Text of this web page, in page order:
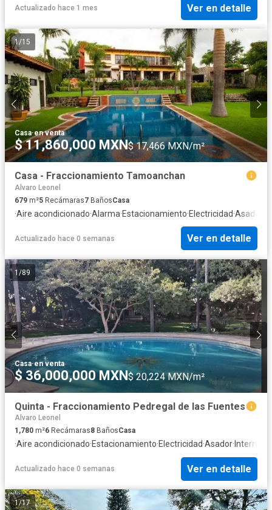
Actualizado hace 1 mes Ver en detalle
1/15
Casa·en venta
$ 11,860,000 MXN$ 17,466 MXN/m²
Casa - Fraccionamiento Tamoanchan
Alvaro Leonel
679 m²5 Recámaras7 BañosCasa
·Aire acondicionado·Alarma·Estacionamiento·Electricidad·Asador
Actualizado hace 0 semanas Ver en detalle
1 /89
Casa·en venta
$ 36,000,000 MXN$ 20,224 MXN/m²
Quinta - Fraccionamiento Pedregal de las Fuentes
Alvaro Leonel
1,780 m²6 Recámaras8 BañosCasa
·Aire acondicionado·Estacionamiento·Electricidad·Asador· Internet
Actualizado hace 0 semanas Ver en detalle
1/17